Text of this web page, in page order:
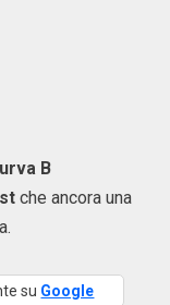
B
che ancora una
su Google